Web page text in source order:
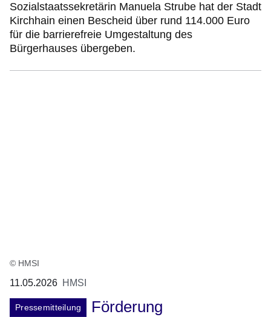
Sozialstaatssekretärin Manuela Strube hat der Stadt
Kirchhain einen Bescheid über rund 114.000 Euro
für die barrierefreie Umgestaltung des
Bürgerhauses übergeben.
© HMSI
11.05.2026 HMSI
Pressemitteilung
Förderung